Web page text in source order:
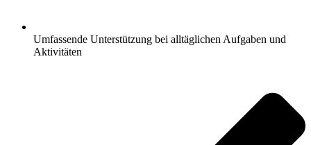
Umfassende Unterstützung bei alltäglichen Aufgaben und
Aktivitäten